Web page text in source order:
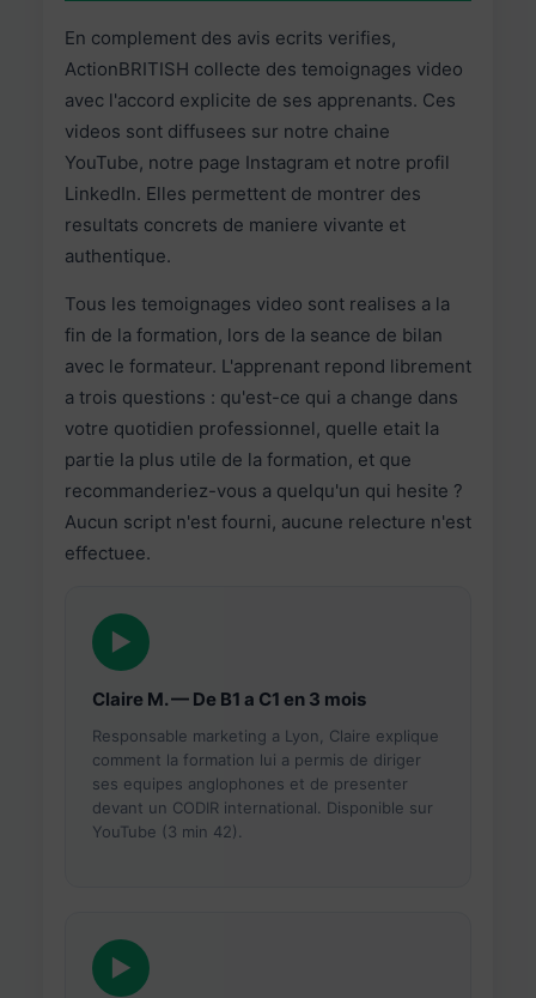
En complement des avis ecrits verifies,
ActionBRITISH collecte des temoignages video
avec l'accord explicite de ses apprenants. Ces
videos sont diffusees sur notre chaine
YouTube, notre page Instagram et notre profil
LinkedIn. Elles permettent de montrer des
resultats concrets de maniere vivante et
authentique.
Tous les temoignages video sont realises a la
fin de la formation, lors de la seance de bilan
avec le formateur. L'apprenant repond librement
a trois questions : qu'est-ce qui a change dans
votre quotidien professionnel, quelle etait la
partie la plus utile de la formation, et que
recommanderiez-vous a quelqu'un qui hesite ?
Aucun script n'est fourni, aucune relecture n'est
effectuee.
▶
Claire M. — De B1 a C1 en 3 mois
Responsable marketing a Lyon, Claire explique
comment la formation lui a permis de diriger
ses equipes anglophones et de presenter
devant un CODIR international. Disponible sur
YouTube (3 min 42).
▶